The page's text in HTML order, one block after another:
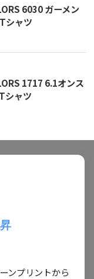
6030 ガーメン
シャツ
1717 6.1オンス
シャツ
ンプリントから